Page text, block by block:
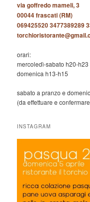
via goffredo mameli, 3
00044 frascati (RM)
069425520 3477389289
orari:
mercoledì-sabato h20-h23
domenica h13-h15
sabato a pranzo e
(da effettuare e
INSTAGRAM